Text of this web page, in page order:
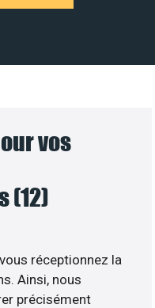
vos
(12)
réceptionnez la
Ainsi, nous
précisément